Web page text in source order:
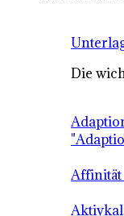
Die
Affinität